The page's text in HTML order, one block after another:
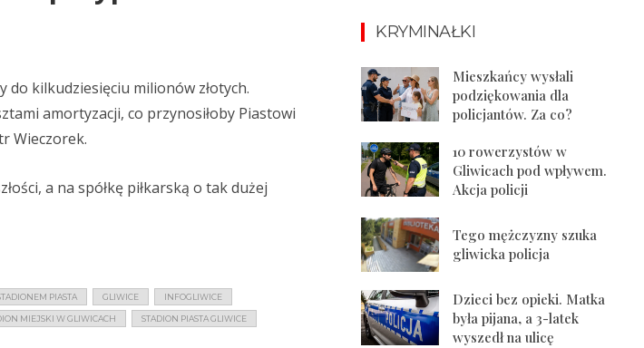
do kilkudziesięciu milionów złotych.
amortyzacji, co przynosiłoby Piastowi
Wieczorek.
a na spółkę piłkarską o tak dużej
PIASTA GLIWICE INFOGLIWICE
MIEJSKI W GLIWICACH STADION PIASTA GLIWICE
KRYMINAŁKI
Mieszkańcy wysłali
podziękowania dla
policjantów. Za co?
10 rowerzystów w
Gliwicach pod wpływem.
Akcja policji
Tego mężczyzny szuka
gliwicka policja
Dzieci bez opieki. Matka
była pijana, a 3-latek
wyszedł na ulicę